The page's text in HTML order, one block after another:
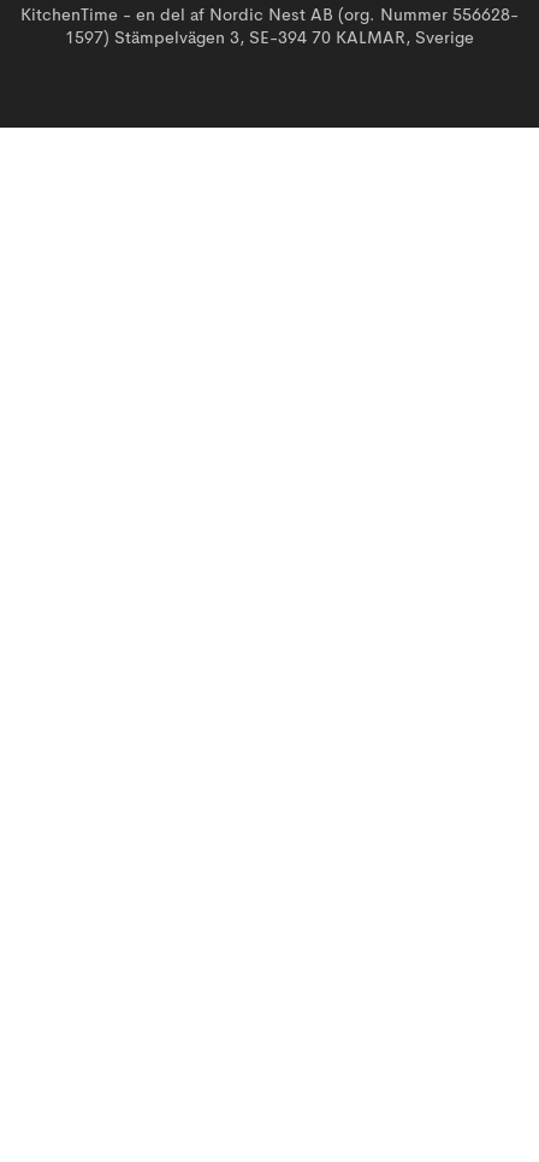
KitchenTime - en del af Nordic Nest AB (org. Nummer 556628-
1597) Stämpelvägen 3, SE-394 70 KALMAR, Sverige